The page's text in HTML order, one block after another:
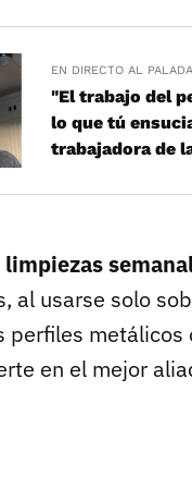
EN DIRECTO AL
"El trabajo del
lo que tú
trabajadora de
limpiezas
al usarse solo
metálicos
en el mejor